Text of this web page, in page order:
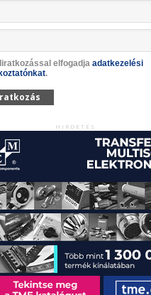
elfogadja adatkezelési
.
HIRDETÉS